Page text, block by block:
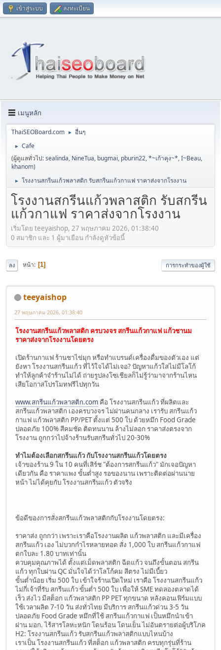
เข้าสู่ระบบ ลงทะเบียน
เมนูหลัก
ThaiSEOBoard.com ► อื่นๆ
►
Cafe
(ผู้ดูแลทั่วไป:sealinda, NineTua, bugmai, pburin22,*~เก้าคุง~*,I~Beau,
khanom)
► โรงงานสกรีนแก้วพลาสติก รับสกรีนแก้วกาแฟ ราคาส่งจากโรงงาน
โรงงานสกรีนแก้วพลาสติก รับสกรีน
แก้วกาแฟ ราคาส่งจากโรงงาน
เริ่มโดย teeyaishop, 27 พฤษภาคม 2026, 01:38:40
0 สมาชิก และ 1 ผู้มาเยือน กำลังดูหัวข้อนี้
ลง หน้า 1 การกระทำของผู้ใช้
teeyaishop
27 พฤษภาคม 2026, 01:38:40
โรงงานสกรีนแก้วพลาสติก ครบวงจร สกรีนแก้วกาแฟ แก้วชานม
ราคาส่งจากโรงงานโดยตรง
เปิดร้านกาแฟ ร้านชาไข่มุก หรือทำแบรนด์เครื่องดื่มของตัวเอง แต่
ยังหา โรงงานสกรีนแก้ว ที่ไว้ใจได้ไม่เจอ? ปัญหาแก้วใสไม่มีโลโก้
ทำให้ลูกค้าจำร้านไม่ได้ ถ่ายรูปลงโซเชียลก็ไม่รู้ว่ามาจากร้านไหน
เสียโอกาสโปรโมทฟรีไปทุกวัน
www.สกรีนแก้วพลาสติก.com คือ โรงงานสกรีนแก้ว ที่ผลิตและ
สกรีนแก้วพลาสติก เองครบวงจร ไม่ผ่านคนกลาง เรารับ สกรีนแก้ว
กาแฟ แก้วพลาสติก PP/PET ตั้งแต่ 500 ใบ ด้วยหมึก Food Grade
ปลอดภัย 100% สีคมชัด ติดทนนาน ล้างไม่ลอก ราคาส่งตรงจาก
โรงงาน ถูกกว่าไปจ้างร้านรับสกรีนทั่วไป 20-30%
ทำไมต้องเลือกสกรีนแก้ว กับโรงงานสกรีนแก้วโดยตรง
เจ้าของร้าน 9 ใน 10 คนที่เสิร์ช "ต้องการสกรีนแก้ว" มักเจอปัญหา
เดียวกัน คือ ราคาแพง ขั้นต่ำสูง รอของนาน เพราะติดต่อผ่านนาย
หน้า ไม่ได้คุยกับ โรงงานสกรีนแก้ว ตัวจริง
ข้อดีของการสั่งสกรีนแก้วพลาสติกกับโรงงานโดยตรง:
ราคาส่ง ถูกกว่า เพราะเราคือโรงงานผลิต แก้วพลาสติก และมีเครื่อง
สกรีนแก้ว เอง ไม่บวกกำไรหลายทอด สั่ง 1,000 ใบ สกรีนแก้วกาแฟ
ตกใบละ 1.80 บาทเท่านั้น
ควบคุมคุณภาพได้ ตั้งแต่เม็ดพลาสติก ฉีดแก้ว จนถึงขั้นตอน สกรีน
แก้ว ทุกใบผ่าน QC มั่นใจได้ว่าโลโก้คม สีตรง ไม่มีเบี้ยว
ขั้นต่ำน้อย เริ่ม 500 ใบ เข้าใจร้านเปิดใหม่ เราคือ โรงงานสกรีนแก้ว
ไม่กี่เจ้าที่รับ สกรีนแก้ว ขั้นต่ำ 500 ใบ เพื่อให้ SME ทดลองตลาดได้
เร็ว ส่งไว มีสต็อก แก้วพลาสติก PP PET ทุกขนาด หลังคอนเฟิร์มแบบ
ใช้เวลาผลิต 7-10 วัน ส่งทั่วไทย มีบริการ สกรีนแก้วด่วน 3-5 วัน
ปลอดภัย Food Grade หมึกที่ใช้ สกรีนแก้วกาแฟ เป็นหมึกนำเข้า
ผ่าน มอก. ไร้สารโลหะหนัก โดนร้อน โดนเย็น ไม่อันตรายต่อผู้บริโภค
H2: โรงงานสกรีนแก้ว รับสกรีนแก้วพลาสติกแบบไหนบ้าง
เราเป็น โรงงานสกรีนแก้ว ที่สต็อก แก้วพลาสติก ครบทุกรุ่นที่ร้าน